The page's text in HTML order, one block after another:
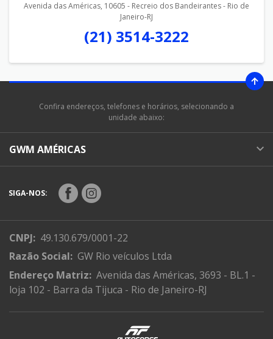
Avenida das Américas, 10605 - Recreio dos Bandeirantes - Rio de
Janeiro-RJ
(21) 3514-3222
Confira endereços, telefones e horários, selecionando a
unidade abaixo:
GWM AMÉRICAS
SIGA-NOS:
CNPJ: 49.130.679/0001-22
Razão Social: GW Rio veículos Ltda
Endereço Matriz: Avenida das Américas, 3693 - BL.1 -
loja 102 - Barra da Tijuca - Rio de Janeiro-RJ